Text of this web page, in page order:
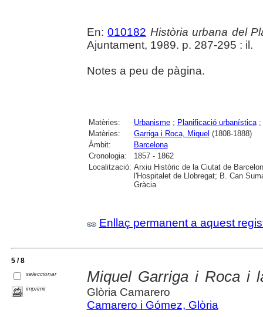
En:010182 Història urbana del
Ajuntament, 1989. p. 287-295 : il.
Notes a peu de pàgina.
Matèries: Urbanisme; Planificació urbanística;
Matèries:
Garriga i Roca, Miquel (1808-1888)
Àmbit:
Barcelona
Cronologia:
1857 - 1862
Localització: Arxiu Històric de la Ciutat de
l'Hospitalet de Llobregat; B. Can
Gràcia
Enllaç permanent a aquest
5 / 8
seleccionar
imprimir
Miquel Garriga i Roca i
Glòria Camarero
Camarero i Gómez, Glòria